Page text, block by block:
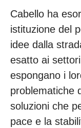
Cabello ha
istituzione del
idee dalla
esatto ai
espongano i
problematiche
soluzioni che
pace e la